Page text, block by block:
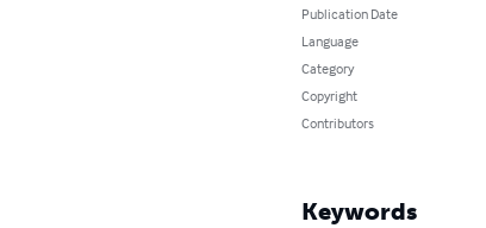
Publication Date
Language
Category
Copyright
Contributors
Keywords